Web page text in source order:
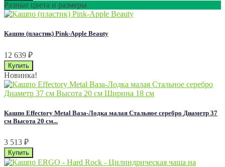
Разные цвета и размеры
Кашпо (пластик) Pink-Apple Beauty
12 639 ₽
Новинка!
Кашпо Effectory Metal Ваза-Лодка малая Стальное серебро Диаметр 37
см Высота 20 см...
3 513 ₽